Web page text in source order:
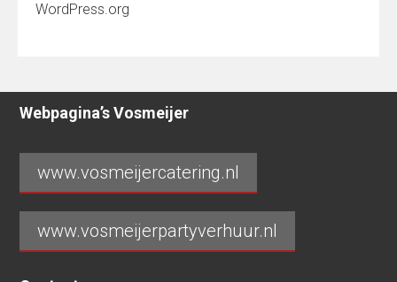
WordPress.org
Webpagina’s Vosmeijer
www.vosmeijercatering.nl
www.vosmeijerpartyverhuur.nl